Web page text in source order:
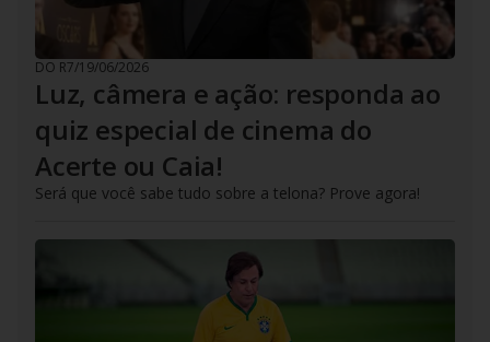
DO R7/19/06/2026
Luz, câmera e ação: responda ao
quiz especial de cinema do
Acerte ou Caia!
Será que você sabe tudo sobre a telona? Prove agora!